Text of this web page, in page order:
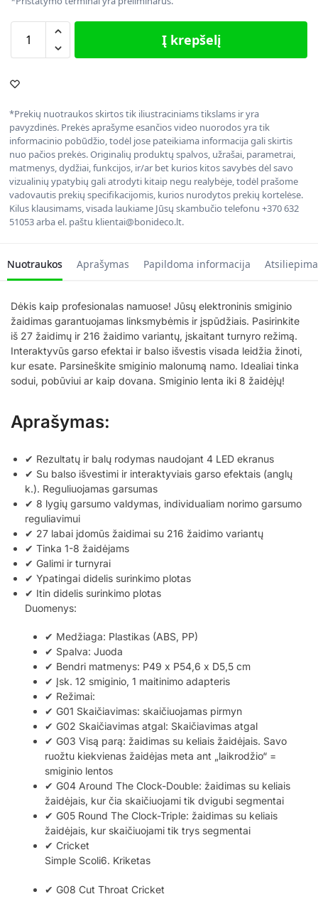
Į krepšelį
*Prekių nuotraukos skirtos tik iliustraciniams tikslams ir yra
pavyzdinės. Prekės aprašyme esančios video nuorodos yra tik
informacinio pobūdžio, todėl jose pateikiama informacija gali skirtis
nuo pačios prekės. Originalių produktų spalvos, užrašai, parametrai,
matmenys, dydžiai, funkcijos, ir/ar bet kurios kitos savybės dėl savo
vizualinių ypatybių gali atrodyti kitaip negu realybėje, todėl prašome
vadovautis prekių specifikacijomis, kurios nurodytos prekių kortelėse.
Kilus klausimams, visada laukiame Jūsų skambučio telefonu +370 632
51053 arba el. paštu klientai@bonideco.lt.
Nuotraukos Aprašymas Papildoma informacija
Dėkis kaip profesionalas namuose! Jūsų elektroninis smiginio
žaidimas garantuojamas linksmybėmis ir įspūdžiais. Pasirinkite
iš 27 žaidimų ir 216 žaidimo variantų, įskaitant turnyro režimą.
Interaktyvūs garso efektai ir balso išvestis visada leidžia žinoti,
kur esate. Parsineškite smiginio malonumą namo. Idealiai tinka
sodui, pobūviui ar kaip dovana. Smiginio lenta iki 8 žaidėjų!
Aprašymas:
✔ Rezultatų ir balų rodymas naudojant 4 LED ekranus
✔ Su balso išvestimi ir interaktyviais garso efektais (anglų
k.). Reguliuojamas garsumas
✔ 8 lygių garsumo valdymas, individualiam norimo garsumo
reguliavimui
✔ 27 labai įdomūs žaidimai su 216 žaidimo variantų
✔ Tinka 1-8 žaidėjams
✔ Galimi ir turnyrai
✔ Ypatingai didelis surinkimo plotas
✔ Itin didelis surinkimo plotas
Duomenys:
✔ Medžiaga: Plastikas (ABS, PP)
✔ Spalva: Juoda
✔ Bendri matmenys: P49 x P54,6 x D5,5 cm
✔ Įsk. 12 smiginio, 1 maitinimo adapteris
✔ Režimai:
✔ G01 Skaičiavimas: skaičiuojamas pirmyn
✔ G02 Skaičiavimas atgal: Skaičiavimas atgal
✔ G03 Visą parą: žaidimas su keliais žaidėjais. Savo
ruožtu kiekvienas žaidėjas meta ant „laikrodžio“ =
smiginio lentos
✔ G04 Around The Clock-Double: žaidimas su keliais
žaidėjais, kur čia skaičiuojami tik dvigubi segmentai
✔ G05 Round The Clock-Triple: žaidimas su keliais
žaidėjais, kur skaičiuojami tik trys segmentai
✔ Cricket
Simple Scoli6. Kriketas
✔ G08 Cut Throat Cricket